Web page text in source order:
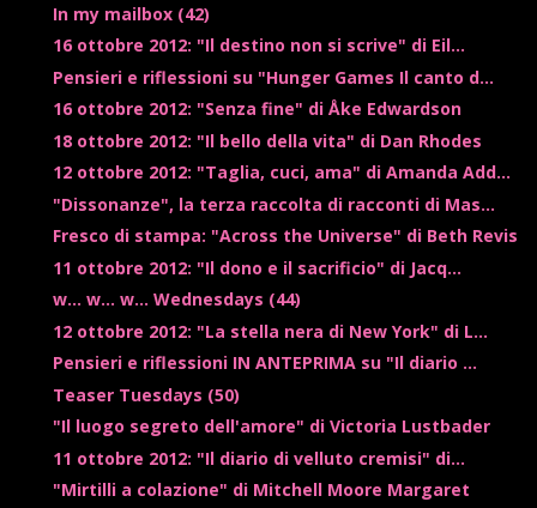
In my mailbox (42)
16 ottobre 2012: "Il destino non si scrive" di Eil...
Pensieri e riflessioni su "Hunger Games Il canto d...
16 ottobre 2012: "Senza fine" di Åke Edwardson
18 ottobre 2012: "Il bello della vita" di Dan Rhodes
12 ottobre 2012: "Taglia, cuci, ama" di Amanda Add...
"Dissonanze", la terza raccolta di racconti di Mas...
Fresco di stampa: "Across the Universe" di Beth Revis
11 ottobre 2012: "Il dono e il sacrificio" di Jacq...
w... w... w... Wednesdays (44)
12 ottobre 2012: "La stella nera di New York" di L...
Pensieri e riflessioni IN ANTEPRIMA su "Il diario ...
Teaser Tuesdays (50)
"Il luogo segreto dell'amore" di Victoria Lustbader
11 ottobre 2012: "Il diario di velluto cremisi" di...
"Mirtilli a colazione" di Mitchell Moore Margaret